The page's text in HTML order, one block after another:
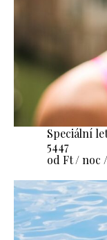
Speciální
5447
od Ft / noc